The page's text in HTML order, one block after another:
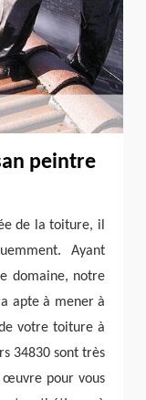
peintre
de la toiture, il
Ayant
domaine, notre
apte à mener à
votre toiture à
34830 sont très
pour vous